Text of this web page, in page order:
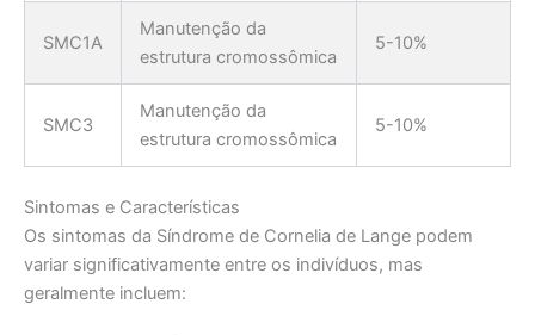
SMC1A
Manutenção da
estrutura cromossômica
5-10%
SMC3
Manutenção da
estrutura cromossômica
5-10%
Sintomas e Características
Os sintomas da Síndrome de Cornelia de Lange podem
variar significativamente entre os indivíduos, mas
geralmente incluem: